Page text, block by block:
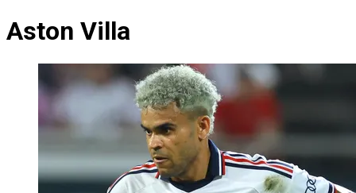
Aston Villa